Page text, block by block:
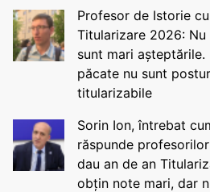
Profesor de Istorie
Titularizare 2026: Nu
sunt mari așteptările.
păcate nu sunt
titularizabile
Sorin Ion, întrebat
răspunde
dau an de an
obțin note mari, dar